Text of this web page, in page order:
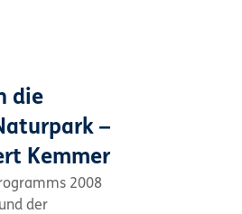
die
–
Kemmer
2008
der